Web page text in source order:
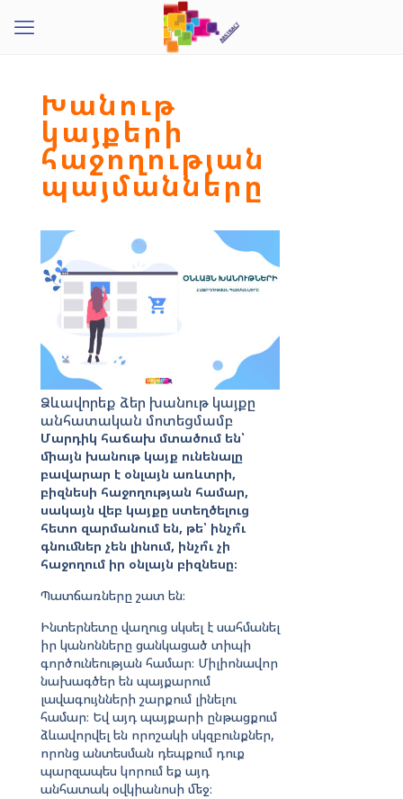
Խանութ
կայքերի
հաջողության
պայմանները
Ձևավորեք ձեր խանութ կայքը
անհատական մոտեցմամբ
Մարդիկ հաճախ մտածում են՝
միայն խանութ կայք ունենալը
բավարար է օնլայն առևտրի,
բիզնեսի հաջողության համար,
սակայն վեբ կայքը ստեղծելուց
հետո զարմանում են, թե՝ ինչո՞ւ
գնումներ չեն լինում, ինչո՞ւ չի
հաջողում իր օնլայն բիզնեսը։
Պատճառները շատ են։
Ինտերնետը վաղուց սկսել է սահմանել
իր կանոնները ցանկացած տիպի
գործունեության համար։ Միլիոնավոր
նախագծեր են պայքարում
լավագույնների շարքում լինելու
համար։ Եվ այդ պայքարի ընթացքում
ձևավորվել են որոշակի սկզբունքներ,
որոնց անտեսման դեպքում դուք
պարզապես կորում եք այդ
անհատակ օվկիանոսի մեջ։